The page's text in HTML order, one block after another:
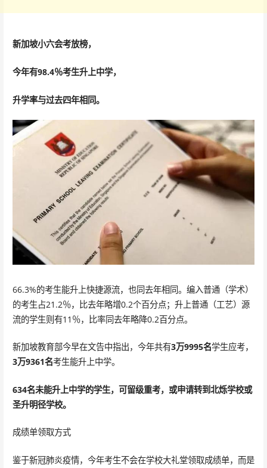
新加坡小六会考放榜，
今年有98.4％考生升上中学，
升学率与过去四年相同。
66.3%的考生能升上快捷源流，也同去年相同。编入普通（学术）
的考生占21.2％，比去年略增0.2个百分点；升上普通（工艺）源
流的学生则有11％，比率同去年略降0.2百分点。
新加坡教育部今早在文告中指出，今年共有3万9995名学生应考，
3万9361名考生能升上中学。
634名未能升上中学的学生，可留级重考，或申请转到北烁学校或
圣升明径学校。
成绩单领取方式
鉴于新冠肺炎疫情，今年考生不会在学校大礼堂领取成绩单，而是